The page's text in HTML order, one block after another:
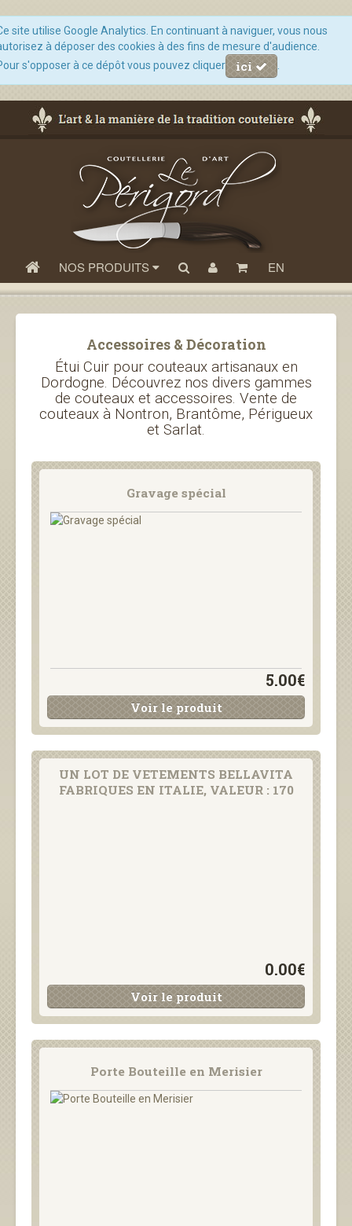
site utilise Google Analytics. En continuant à naviguer, vous nous
à déposer des cookies à des fins de mesure d'audience.
s'opposer à ce dépôt vous pouvez cliquer
ici
NOS PRODUITS EN
Accessoires & Décoration
Étui Cuir pour couteaux artisanaux en
Dordogne. Découvrez nos divers gammes
de couteaux et accessoires. Vente de
couteaux à Nontron, Brantôme, Périgueux
et Sarlat.
Gravage spécial
5.00€
Voir le produit
UN LOT DE VETEMENTS BELLAVITA
FABRIQUES EN ITALIE, VALEUR : 170
0.00€
Voir le produit
Porte Bouteille en Merisier